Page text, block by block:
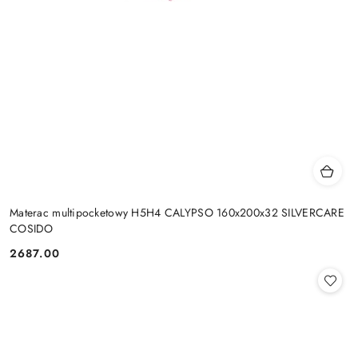
Materac multipocketowy H5H4 CALYPSO 160x200x32 SILVERCARE
COSIDO
Cena:
2687.00